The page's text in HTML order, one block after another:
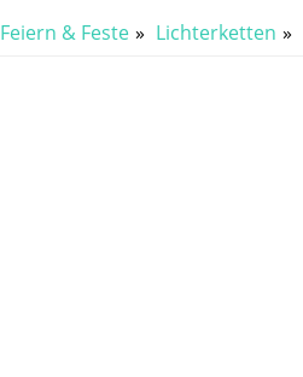
Feiern & Feste Lichterketten